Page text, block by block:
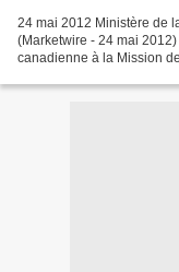
24 mai 2012 Ministère de
(Marketwire - 24 mai
canadienne à la Mission